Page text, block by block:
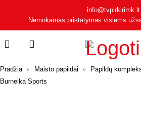
info@tvpirkirimk.lt
Nemokamas pristatymas visiems
Pradžia Maisto papildai
Papildų
Burneika Sports